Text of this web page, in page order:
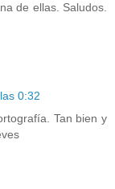
de ellas. Saludos.
0:32
Tan bien y